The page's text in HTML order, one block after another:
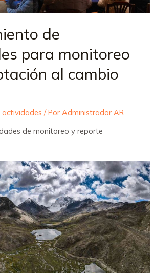
de
para monitoreo
al cambio
actividades / Por Administrador AR
de monitoreo y reporte